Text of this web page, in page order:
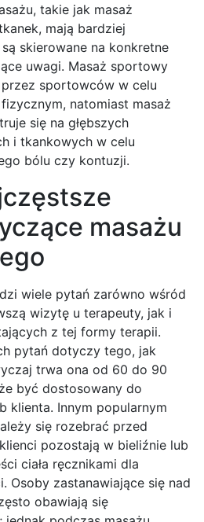
takie jak masaż
mają bardziej
skierowane na konkretne
uwagi. Masaż sportowy
sportowców w celu
natomiast masaż
się na głębszych
i tkankowych w celu
bólu czy kontuzji.
masażu
wiele pytań zarówno wśród
wizytę u terapeuty, jak i
z tej formy terapii.
pytań dotyczy tego, jak
trwa ona od 60 do 90
być dostosowany do
klienta. Innym popularnym
się rozebrać przed
pozostają w bieliźnie lub
ciała ręcznikami dla
Osoby zastanawiające się nad
obawiają się